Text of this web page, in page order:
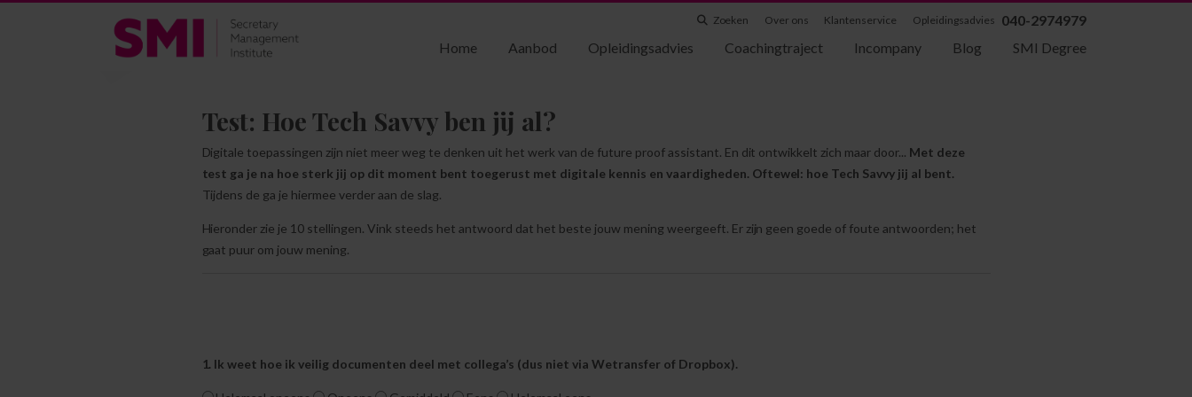
Zoeken Over ons Klantenservice Opleidingsadvies 040-2974979
Home
Aanbod Opleidingsadvies Coachingtraject Incompany Blog SMI Degree
Test: Hoe Tech Savvy ben jij al?
Digitale toepassingen zijn niet meer weg te denken uit het werk van de future proof assistant. En dit ontwikkelt zich maar door... Met deze
test ga je na hoe sterk jij op dit moment bent toegerust met digitale kennis en vaardigheden. Oftewel: hoe Tech Savvy jij al bent.
Tijdens de ga je hiermee verder aan de slag.
Hieronder zie je 10 stellingen. Vink steeds het antwoord dat het beste jouw mening weergeeft. Er zijn geen goede of foute antwoorden; het
gaat puur om jouw mening.
1. Ik weet hoe ik veilig documenten deel met collega’s (dus niet via Wetransfer of Dropbox).